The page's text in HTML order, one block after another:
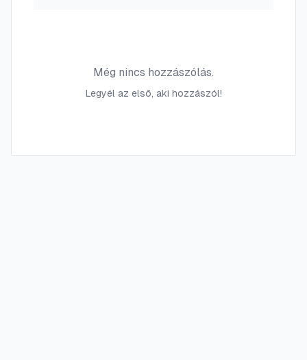
Még nincs hozzászólás.
Legyél az első, aki hozzászól!